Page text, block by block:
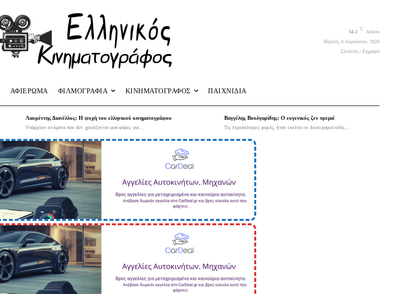
34.2
C
Athens
Πέμπτη, 6 Αυγούστου, 2026
Σύνδεση / Εγγραφή
ΑΦΙΕΡΩΜΑ ΦΙΛΜΟΓΡΑΦΙΑ ΚΙΝΗΜΑΤΟΓΡΑΦΟΣ ΠΑΙΧΝΙΔΙΑ
Λαυρέντης Διανέλλος: Η ψυχή του ελληνικού κινηματογράφου
Υπάρχουν ονόματα που δεν χρειάζονται φανφάρες για...
Βαγγέλης Βουλγαρίδης: Ο ευγενικός ζεν πρεμιέ
Τις περισσότερες φορές, ήταν εκείνοι οι δευτεραγωνιστές...